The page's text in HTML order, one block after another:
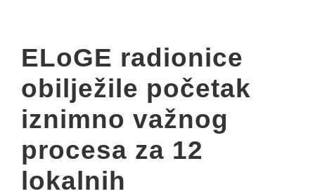
ELoGE radionice
obilježile početak
iznimno važnog
procesa za 12
lokalnih